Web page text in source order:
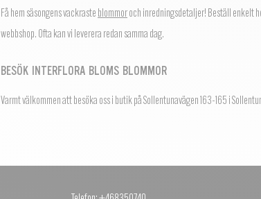
Få hem säsongens vackraste blommoroch inredningsdetaljer! Beställ enkelt
webbshop. Ofta kan vi leverera redan samma dag.
BESÖK INTERFLORA BLOMS BLOMMOR
Varmt välkommen att besöka oss i butik på Sollentunavägen 163-165 i